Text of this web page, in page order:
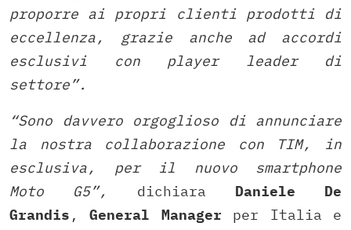
proporre ai propri clienti prodotti di
eccellenza, grazie anche ad accordi
esclusivi con player leader di
settore”.
“Sono davvero orgoglioso di annunciare
la nostra collaborazione con TIM, in
esclusiva, per il nuovo smartphone
Moto G5”,
dichiara Daniele De
Grandis ,General Manager per Italia e